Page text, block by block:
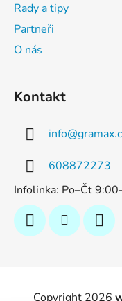
Rady a tipy
Partneři
O nás
Kontakt
info@
608872273
Infolinka: Po–Čt
Copyright 2026